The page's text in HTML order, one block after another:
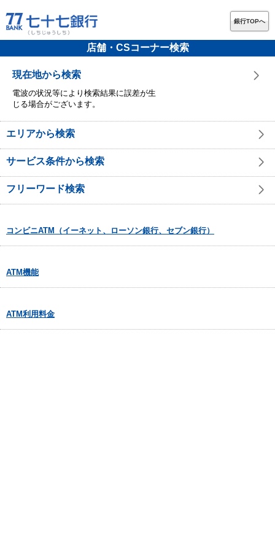
銀行TOPへ
店舗・CSコーナー検索
現在地から検索
電波の状況等により検索結果に誤差が生
じる場合がございます。
エリアから検索
サービス条件から検索
フリーワード検索
コンビニATM（イーネット、ローソン銀行、セブン銀行）
ATM機能
ATM利用料金